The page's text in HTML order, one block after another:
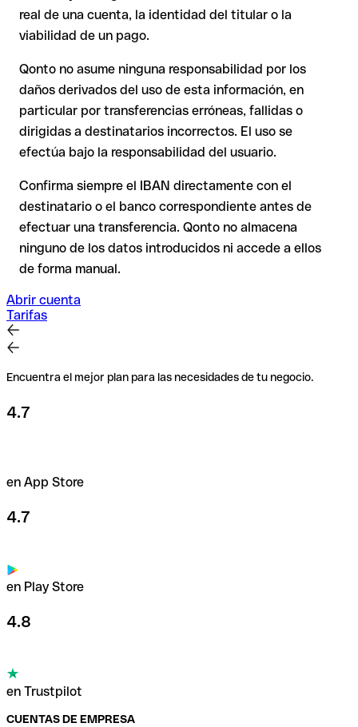
por escrito, especialmente en nuevas relaciones comerciales
o con importes elevados. La existencia de una cuenta solo
puede verificarla el propio Housing Bank For Trade And
La devolución no está asegurada, especialmente si el
destinatario ya ha retirado el dinero.
En transferencias internacionales fuera del espacio SEPA, la
recuperación es considerablemente más compleja y conlleva
comisiones .
Recomendación: Verifica cada IBAN antes de una
transferencia con nuestro IBAN Checker gratuito y, en caso
de duda, confírmalo directamente con el destinatario. Esta
precaución es especialmente importante con importes
elevados o nuevas relaciones comerciales.
real de una cuenta, la identidad del titular o la
viabilidad de un pago.
Qonto no asume ninguna responsabilidad por los
daños derivados del uso de esta información, en
particular por transferencias erróneas, fallidas o
dirigidas a destinatarios incorrectos. El uso se
efectúa bajo la responsabilidad del usuario.
Confirma siempre el IBAN directamente con el
destinatario o el banco correspondiente antes de
efectuar una transferencia. Qonto no almacena
ninguno de los datos introducidos ni accede a ellos
de forma manual.
Abrir cuenta
Tarifas
Encuentra el mejor plan para las necesidades de tu negocio.
4.7
en App Store
4.7
en Play Store
4.8
en Trustpilot
CUENTAS DE EMPRESA